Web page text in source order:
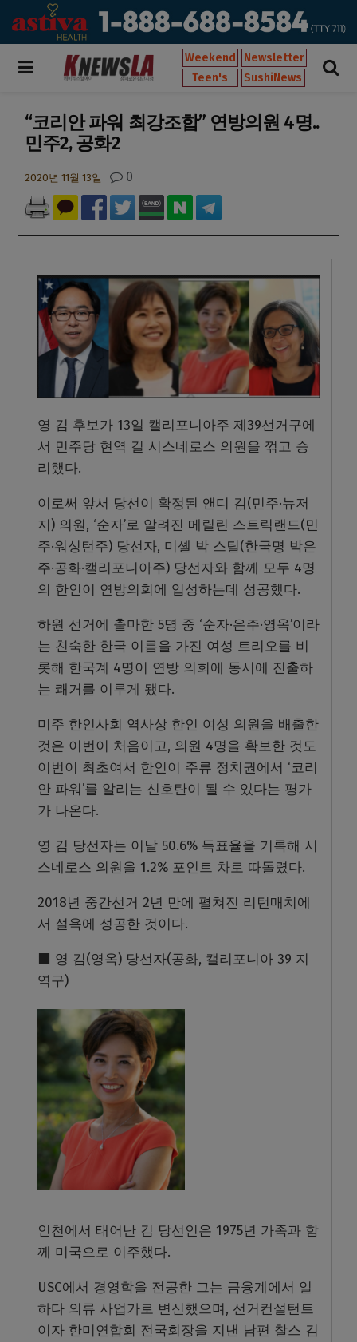
Weekend
Newsletter
Teen's
SushiNews
“코리안 파워 최강조합” 연방의원 4명..
민주2, 공화2
2020년 11월 13일 0
영 김 후보가 13일 캘리포니아주 제39선거구에
서 민주당 현역 길 시스네로스 의원을 꺾고 승
리했다.
이로써 앞서 당선이 확정된 앤디 김(민주·뉴저
지) 의원, ‘순자’로 알려진 메릴린 스트릭랜드(민
주·워싱턴주) 당선자, 미셸 박 스틸(한국명 박은
주·공화·캘리포니아주) 당선자와 함께 모두 4명
의 한인이 연방의회에 입성하는데 성공했다.
하원 선거에 출마한 5명 중 ‘순자·은주·영옥’이라
는 친숙한 한국 이름을 가진 여성 트리오를 비
롯해 한국계 4명이 연방 의회에 동시에 진출하
는 쾌거를 이루게 됐다.
미주 한인사회 역사상 한인 여성 의원을 배출한
것은 이번이 처음이고, 의원 4명을 확보한 것도
이번이 최초여서 한인이 주류 정치권에서 ‘코리
안 파워’를 알리는 신호탄이 될 수 있다는 평가
가 나온다.
영 김 당선자는 이날 50.6% 득표율을 기록해 시
스네로스 의원을 1.2% 포인트 차로 따돌렸다.
2018년 중간선거 2년 만에 펼쳐진 리턴매치에
서 설욕에 성공한 것이다.
⬛ 영 김(영옥) 당선자(공화, 캘리포니아 39 지
역구)
인천에서 태어난 김 당선인은 1975년 가족과 함
께 미국으로 이주했다.
USC에서 경영학을 전공한 그는 금융계에서 일
하다 의류 사업가로 변신했으며, 선거컨설턴트
이자 한미연합회 전국회장을 지낸 남편 찰스 김